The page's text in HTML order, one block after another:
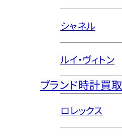
シャネル
ルイ・ヴィトン
ブランド時計買取
ロレックス